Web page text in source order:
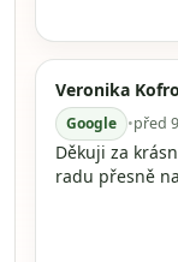
Veronika
Google •před
Děkuji za
radu přesně